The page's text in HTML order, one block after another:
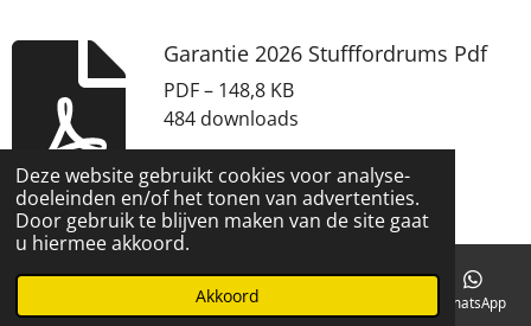
Deze website gebruikt cookies voor analyse-
doeleinden en/of het tonen van advertenties.
Door gebruik te blijven maken van de site gaat
u hiermee akkoord.
Akkoord
Garantie 2026 Stufffordrums Pdf
PDF – 148,8 KB
484 downloads
Download
© 2020 stuff for drums
Telefoonnummer WhatsApp